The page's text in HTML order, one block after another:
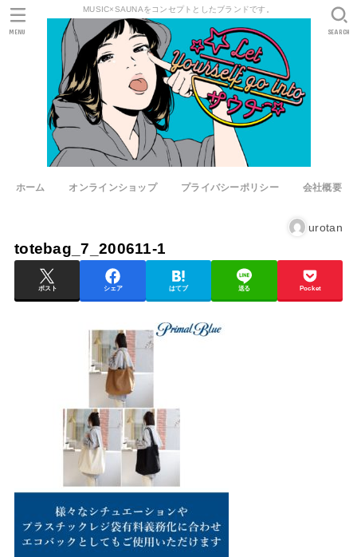
MUSIC×SAUNAをコンセプトとしたブランドです。
ホーム オンラインショップ プライバシーポリシー 会社概要
SEARCH
MENU
urotan
totebag_7_200611-1
ポスト シェア はてブ 送る Pocket